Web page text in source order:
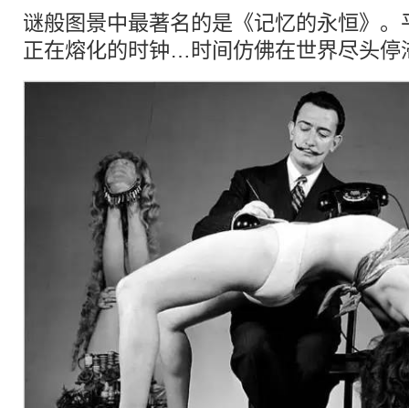
谜般图景中最著名的是《记忆的永恒》
正在熔化的时钟…时间仿佛在世界尽头停